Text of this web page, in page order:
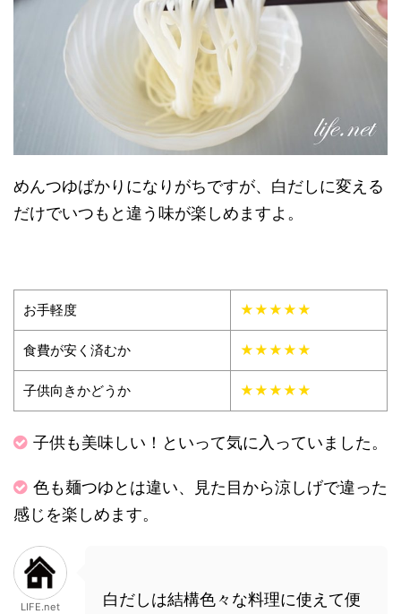
めんつゆばかりになりがちですが、白だしに変える
だけでいつもと違う味が楽しめますよ。
お手軽度 ★★★★★
食費が安く済むか ★★★★★
子供向きかどうか ★★★★★
子供も美味しい！といって気に入っていました。
色も麺つゆとは違い、見た目から涼しげで違った
感じを楽しめます。
LIFE.net
白だしは結構色々な料理に使えて便